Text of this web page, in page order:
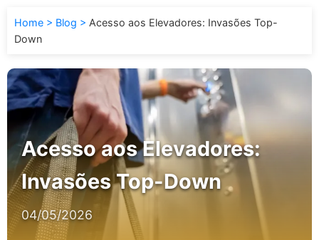
Home Blog
Acesso aos Elevadores: Invasões Top-
Down
Acesso aos Elevadores:
Invasões Top-Down
04/05/2026